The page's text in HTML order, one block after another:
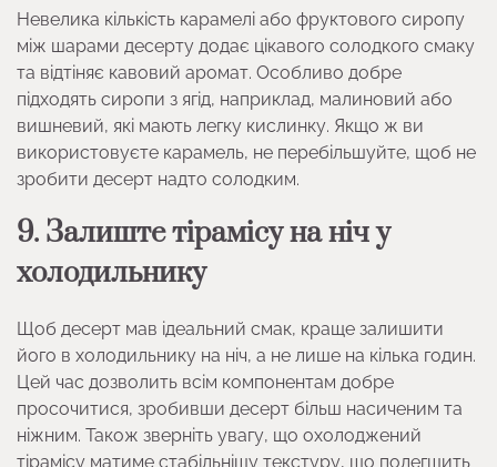
Невелика кількість карамелі або фруктового сиропу
між шарами десерту додає цікавого солодкого смаку
та відтіняє кавовий аромат. Особливо добре
підходять сиропи з ягід, наприклад, малиновий або
вишневий, які мають легку кислинку. Якщо ж ви
використовуєте карамель, не перебільшуйте, щоб не
зробити десерт надто солодким.
9. Залиште тірамісу на ніч у
холодильнику
Щоб десерт мав ідеальний смак, краще залишити
його в холодильнику на ніч, а не лише на кілька годин.
Цей час дозволить всім компонентам добре
просочитися, зробивши десерт більш насиченим та
ніжним. Також зверніть увагу, що охолоджений
тірамісу матиме стабільнішу текстуру, що полегшить